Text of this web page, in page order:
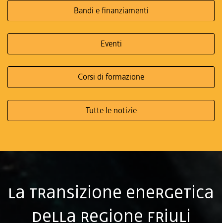
Bandi e finanziamenti
Eventi
Corsi di formazione
Tutte le notizie
La transizione energetica
della Regione Friuli